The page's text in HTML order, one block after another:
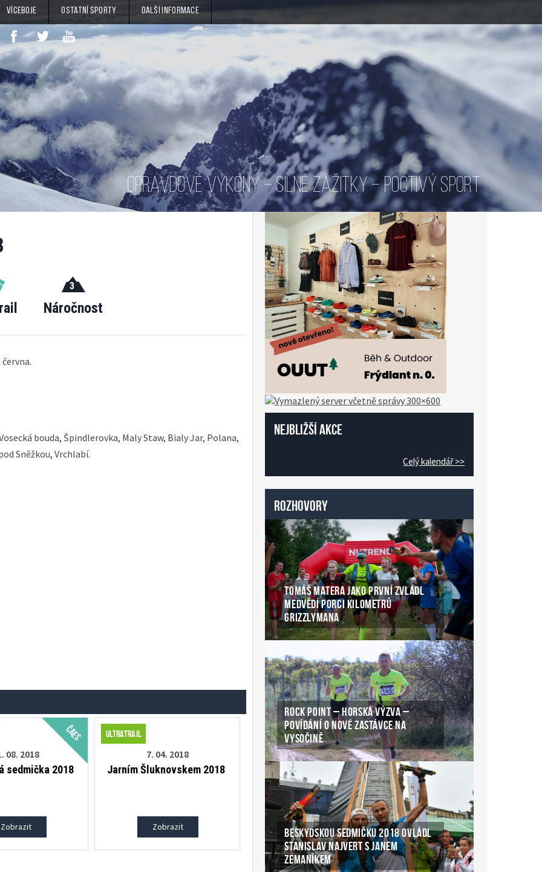
Víceboje Ostatní sporty Další informace
OPRAVDOVÉ VÝKONY – SILNÉ ZÁŽITKY – POCTIVÝ SPORT
3
Náročnost
bouda, Špindlerovka, Maly Staw, Bialy Jar, Polana,
Sněžkou, Vrchlabí.
08. 2018
sedmička 2018
ČAES
Zobrazit
Ultratrail
7. 04. 2018
Jarním Šluknovskem 2018
Zobrazit
Nejbližší akce
Celý kalendář >>
Rozhovory
TOMÁŠ MATERA JAKO PRVNÍ ZVLÁDL
MEDVĚDÍ PORCI KILOMETRŮ
GRIZZLYMANA
ROCK POINT – HORSKÁ VÝZVA –
POVÍDÁNÍ O NOVÉ ZASTÁVCE NA
VYSOČINĚ
BESKYDSKOU SEDMIČKU 2018 OVLÁDL
STANISLAV NAJVERT S JANEM
ZEMANÍKEM